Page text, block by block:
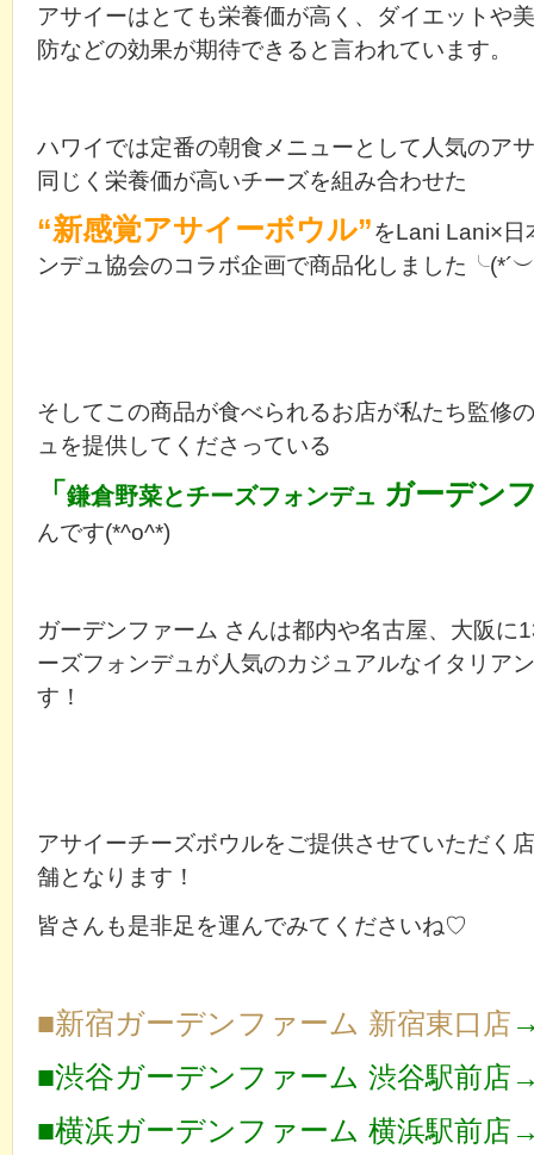
アサイーはとても栄養価が高く、ダイエットや
防などの効果が期待できると言われています。
ハワイでは定番の朝食メニューとして人気のア
同じく栄養価が高いチーズを組み合わせた
“新感覚アサイーボウル”をLani Lani×日
ンデュ協会のコラボ企画で商品化しました
そしてこの商品が食べられるお店が私たち監修
ュを提供してくださっている
「 鎌倉野菜とチーズフォンデュ ガーデン
んです(*^o^*)
ガーデンファーム さんは都内や名古屋、大阪に
ーズフォンデュが人気のカジュアルなイタリア
す！
アサイーチーズボウルをご提供させていただく
舗となります！
皆さんも是非足を運んでみてくださいね♡
■新宿ガーデンファーム 新宿東口店
■渋谷ガーデンファーム 渋谷駅前店
■横浜ガーデンファーム 横浜駅前店